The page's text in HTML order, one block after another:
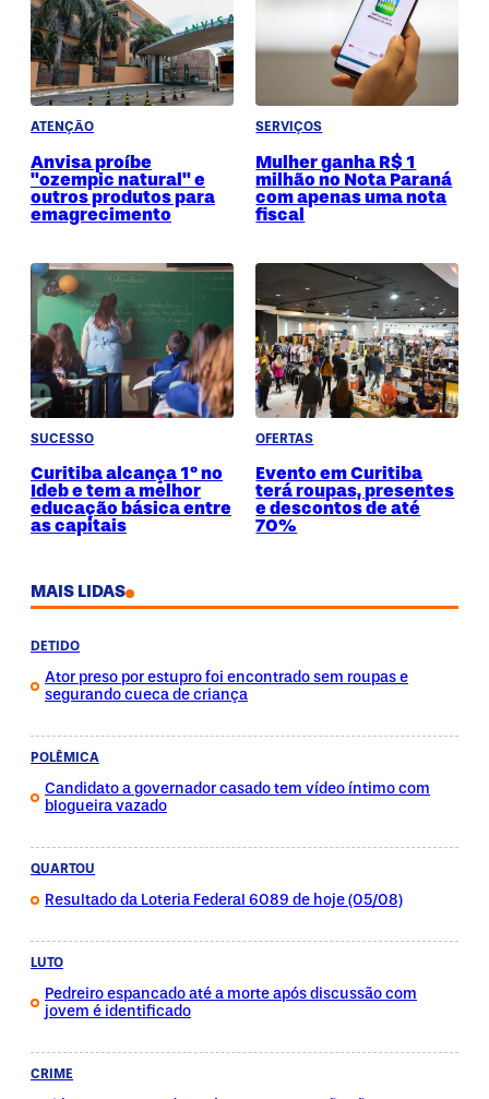
ATENÇÃO
Anvisa proíbe
"ozempic natural" e
outros produtos para
emagrecimento
SERVIÇOS
Mulher ganha R$ 1
milhão no Nota Paraná
com apenas uma nota
fiscal
SUCESSO
Curitiba alcança 1º no
Ideb e tem a melhor
educação básica entre
as capitais
OFERTAS
Evento em Curitiba
terá roupas, presentes
e descontos de até
70%
MAIS LIDAS
DETIDO
Ator preso por estupro foi encontrado sem roupas e
segurando cueca de criança
POLÊMICA
Candidato a governador casado tem vídeo íntimo com
blogueira vazado
QUARTOU
Resultado da Loteria Federal 6089 de hoje (05/08)
LUTO
Pedreiro espancado até a morte após discussão com
jovem é identificado
CRIME